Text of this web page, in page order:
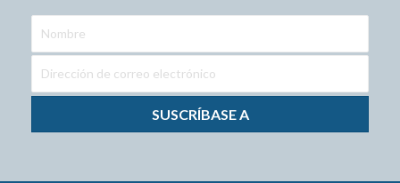
SUSCRÍBASE A